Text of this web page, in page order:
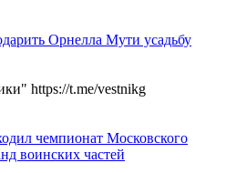
Орнелла Мути усадьбу
https://t.me/vestnikg
чемпионат Московского
воинских частей